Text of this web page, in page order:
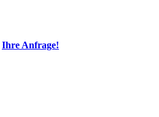
Ihre Anfrage!